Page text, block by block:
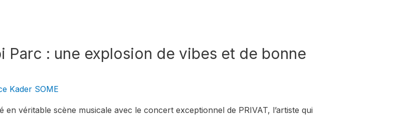
Parc : une explosion de vibes et de bonne
Kader SOME
en véritable scène musicale avec le concert exceptionnel de PRIVAT, l’artiste qui